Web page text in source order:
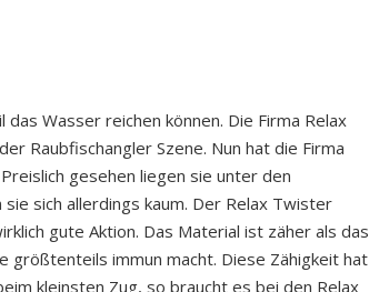
Wasser reichen können. Die Firma Relax
Raubfischangler Szene. Nun hat die Firma
gesehen liegen sie unter den
sich allerdings kaum. Der Relax Twister
gute Aktion. Das Material ist zäher als das
größtenteils immun macht. Diese Zähigkeit hat
kleinsten Zug, so braucht es bei den Relax